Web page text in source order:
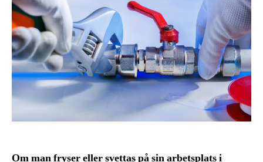
Om man fryser eller svettas på sin arbetsplats i